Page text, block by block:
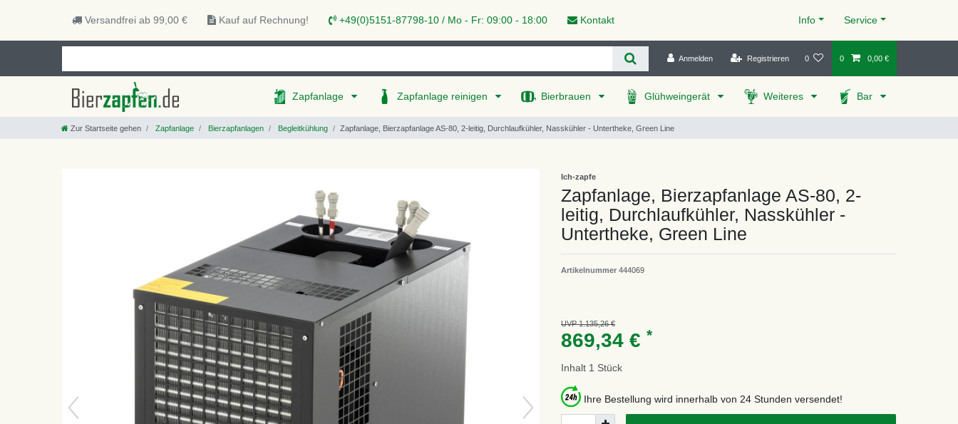
Versandfrei ab 99,00 € Kauf auf Rechnung! +49(0)5151-87798-10 / Mo - Fr: 09:00 - 18:00 Kontakt Info Service
Anmelden Registrieren 0 0 0,00 €
Zapfanlage Zapfanlage reinigen Bierbrauen Glühweingerät Weiteres Bar
Zur Startseite gehen Zapfanlage Bierzapfanlagen Begleitkühlung Zapfanlage, Bierzapfanlage AS-80, 2-leitig, Durchlaufkühler, Nasskühler - Untertheke, Green Line
Ich-zapfe
Zapfanlage, Bierzapfanlage AS-80, 2-
leitig, Durchlaufkühler, Nasskühler -
Untertheke, Green Line
Artikelnummer 444069
UVP 1.135,26 €
869,34 € *
Inhalt 1 Stück
Ihre Bestellung wird innerhalb von 24 Stunden versendet!